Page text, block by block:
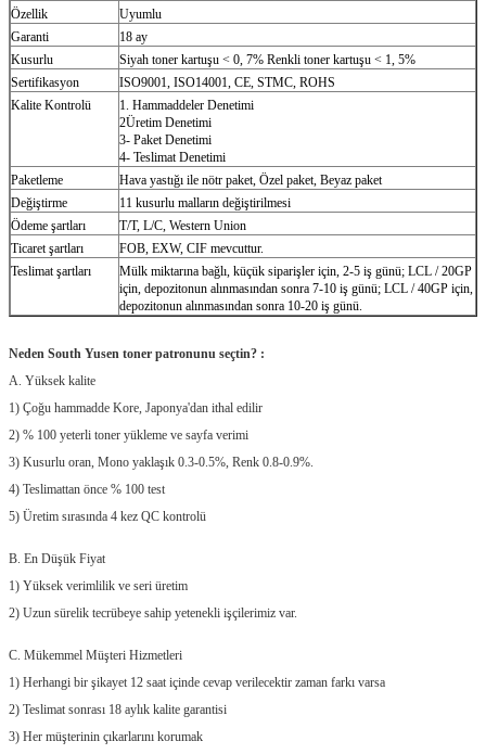
Özellik
Uyumlu
Garanti
18 ay
Kusurlu
Siyah toner kartuşu < 0, 7% Renkli toner kartuşu < 1, 5%
Sertifikasyon
ISO9001, ISO14001, CE, STMC, ROHS
Kalite Kontrolü
1. Hammaddeler Denetimi
2Üretim Denetimi
3- Paket Denetimi
4- Teslimat Denetimi
Paketleme
Hava yastığı ile nötr paket, Özel paket, Beyaz paket
Değiştirme
11 kusurlu malların değiştirilmesi
Ödeme şartları
T/T, L/C, Western Union
Ticaret şartları
FOB, EXW, CIF mevcuttur.
Teslimat şartları
Mülk miktarına bağlı, küçük siparişler için, 2-5 iş günü; LCL / 20GP
için, depozitonun alınmasından sonra 7-10 iş günü; LCL / 40GP için,
depozitonun alınmasından sonra 10-20 iş günü.
Neden South Yusen toner patronunu seçtin? :
A. Yüksek kalite
1) Çoğu hammadde Kore, Japonya'dan ithal edilir
2) % 100 yeterli toner yükleme ve sayfa verimi
3) Kusurlu oran, Mono yaklaşık 0.3-0.5%, Renk 0.8-0.9%.
4) Teslimattan önce % 100 test
5) Üretim sırasında 4 kez QC kontrolü
B. En Düşük Fiyat
1) Yüksek verimlilik ve seri üretim
2) Uzun sürelik tecrübeye sahip yetenekli işçilerimiz var.
C. Mükemmel Müşteri Hizmetleri
1) Herhangi bir şikayet 12 saat içinde cevap verilecektir zaman farkı varsa
2) Teslimat sonrası 18 aylık kalite garantisi
3) Her müşterinin çıkarlarını korumak